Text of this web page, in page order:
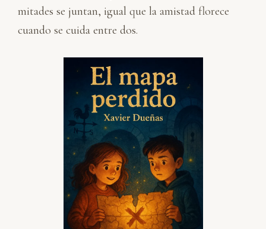
mitades se juntan, igual que la amistad florece
cuando se cuida entre dos.